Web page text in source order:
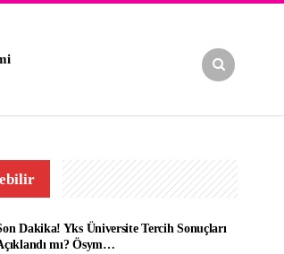
Dakika! Yks Üniversite Tercih Sonuçları
mı? Ösym…